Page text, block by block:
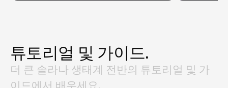
튜토리얼 및 가이드.
더 큰 솔라나 생태계 전반의 튜토리얼 및 가